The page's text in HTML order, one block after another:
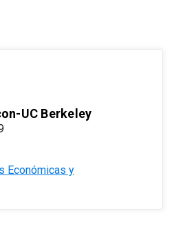
UC Berkeley
Económicas y